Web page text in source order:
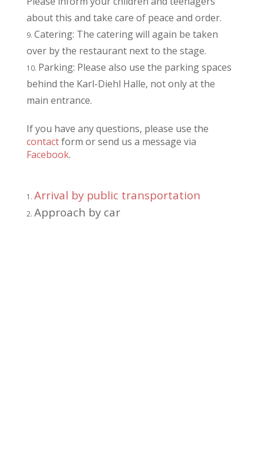
about this and take care of peace and order.
Catering: The catering will again be taken
over by the restaurant next to the stage.
Parking: Please also use the parking spaces
behind the Karl-Diehl Halle, not only at the
main entrance.
If you have any questions, please use the
contactform or send us a message via
Facebook.
Arrival by public transportation
Approach by car